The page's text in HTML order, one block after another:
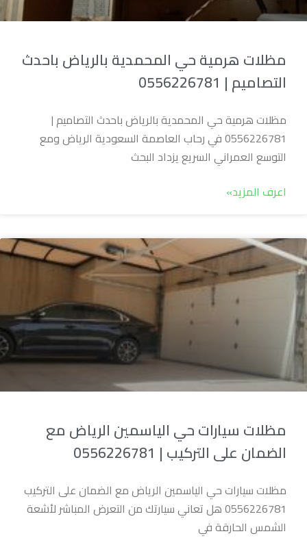
مظلات هرمية حي المحمدية بالرياض باحدث
التصاميم | 0556226781
مظلات هرمية حي المحمدية بالرياض باحدث التصاميم |
0556226781 في رحاب العاصمة السعودية الرياض ومع
التوسع العمراني السريع يزداد البحث
اعرف المزيد»
مظلات سيارات حي الياسمين الرياض مع
الضمان على التركيب | 0556226781
مظلات سيارات حي الياسمين الرياض مع الضمان على التركيب
0556226781 هل تعاني سيارتك من التعرض المباشر لأشعة
الشمس الحارقة في